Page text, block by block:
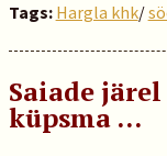
Tags: Hargla khk/
Saiade
küpsma ...